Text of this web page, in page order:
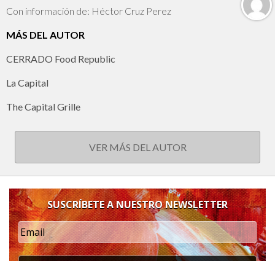
Con información de: Héctor Cruz Perez
MÁS DEL AUTOR
CERRADO Food Republic
La Capital
The Capital Grille
VER MÁS DEL AUTOR
SUSCRÍBETE A NUESTRO NEWSLETTER